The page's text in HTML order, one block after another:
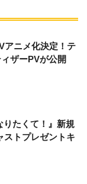
アニメ化決定！テ
ザーPVが公開
りたくて！』新規
ストプレゼントキ